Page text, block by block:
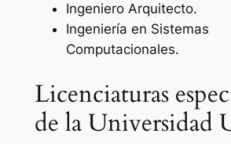
Ingeniero Arquitecto.
Ingeniería en Sistemas
Computacionales.
Licenciaturas
de la Universidad